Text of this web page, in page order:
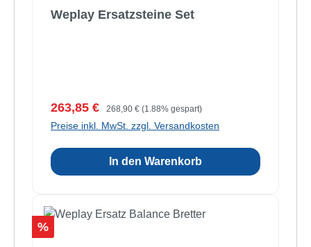
Weplay Ersatzsteine Set
Verkaufspreis:
263,85 € Regulärer Preis:
268,90 € (1.88% gespart)
Preise inkl. MwSt. zzgl. Versandkosten
In den Warenkorb
Rabatt
%